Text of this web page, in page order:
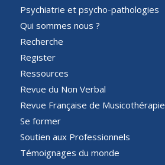
Psychiatrie et psycho-pathologies
Qui sommes nous ?
Recherche
Register
Ressources
Revue du Non Verbal
Revue Française de Musicothérapie
Se former
Soutien aux Professionnels
Témoignages du monde